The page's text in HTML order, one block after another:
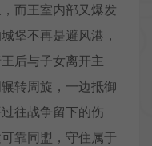
而王室内部又爆发
堡不再是避风港，
后与子女离开主
转周旋，一边抵御
往战争留下的伤
靠同盟，守住属于